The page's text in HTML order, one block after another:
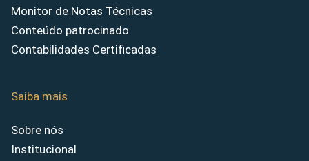
Monitor de Notas Técnicas
Conteúdo patrocinado
Contabilidades Certificadas
Saiba mais
Sobre nós
Institucional